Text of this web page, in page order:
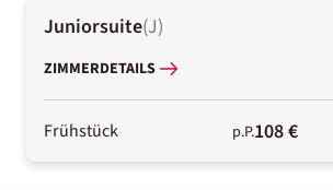
Juniorsuite(J)
ZIMMERDETAILS
Frühstück p.P.108 €